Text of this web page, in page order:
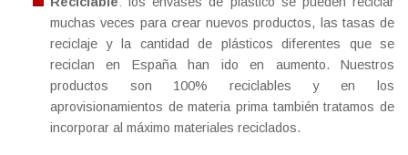
muchas veces para crear nuevos productos, las tasas de
reciclaje y la cantidad de plásticos diferentes que se
reciclan en España han ido en aumento. Nuestros
productos son 100% reciclables y en los
aprovisionamientos de materia prima también tratamos de
incorporar al máximo materiales reciclados.